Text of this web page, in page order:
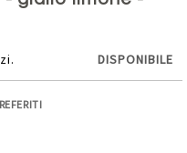
DISPONIBILE